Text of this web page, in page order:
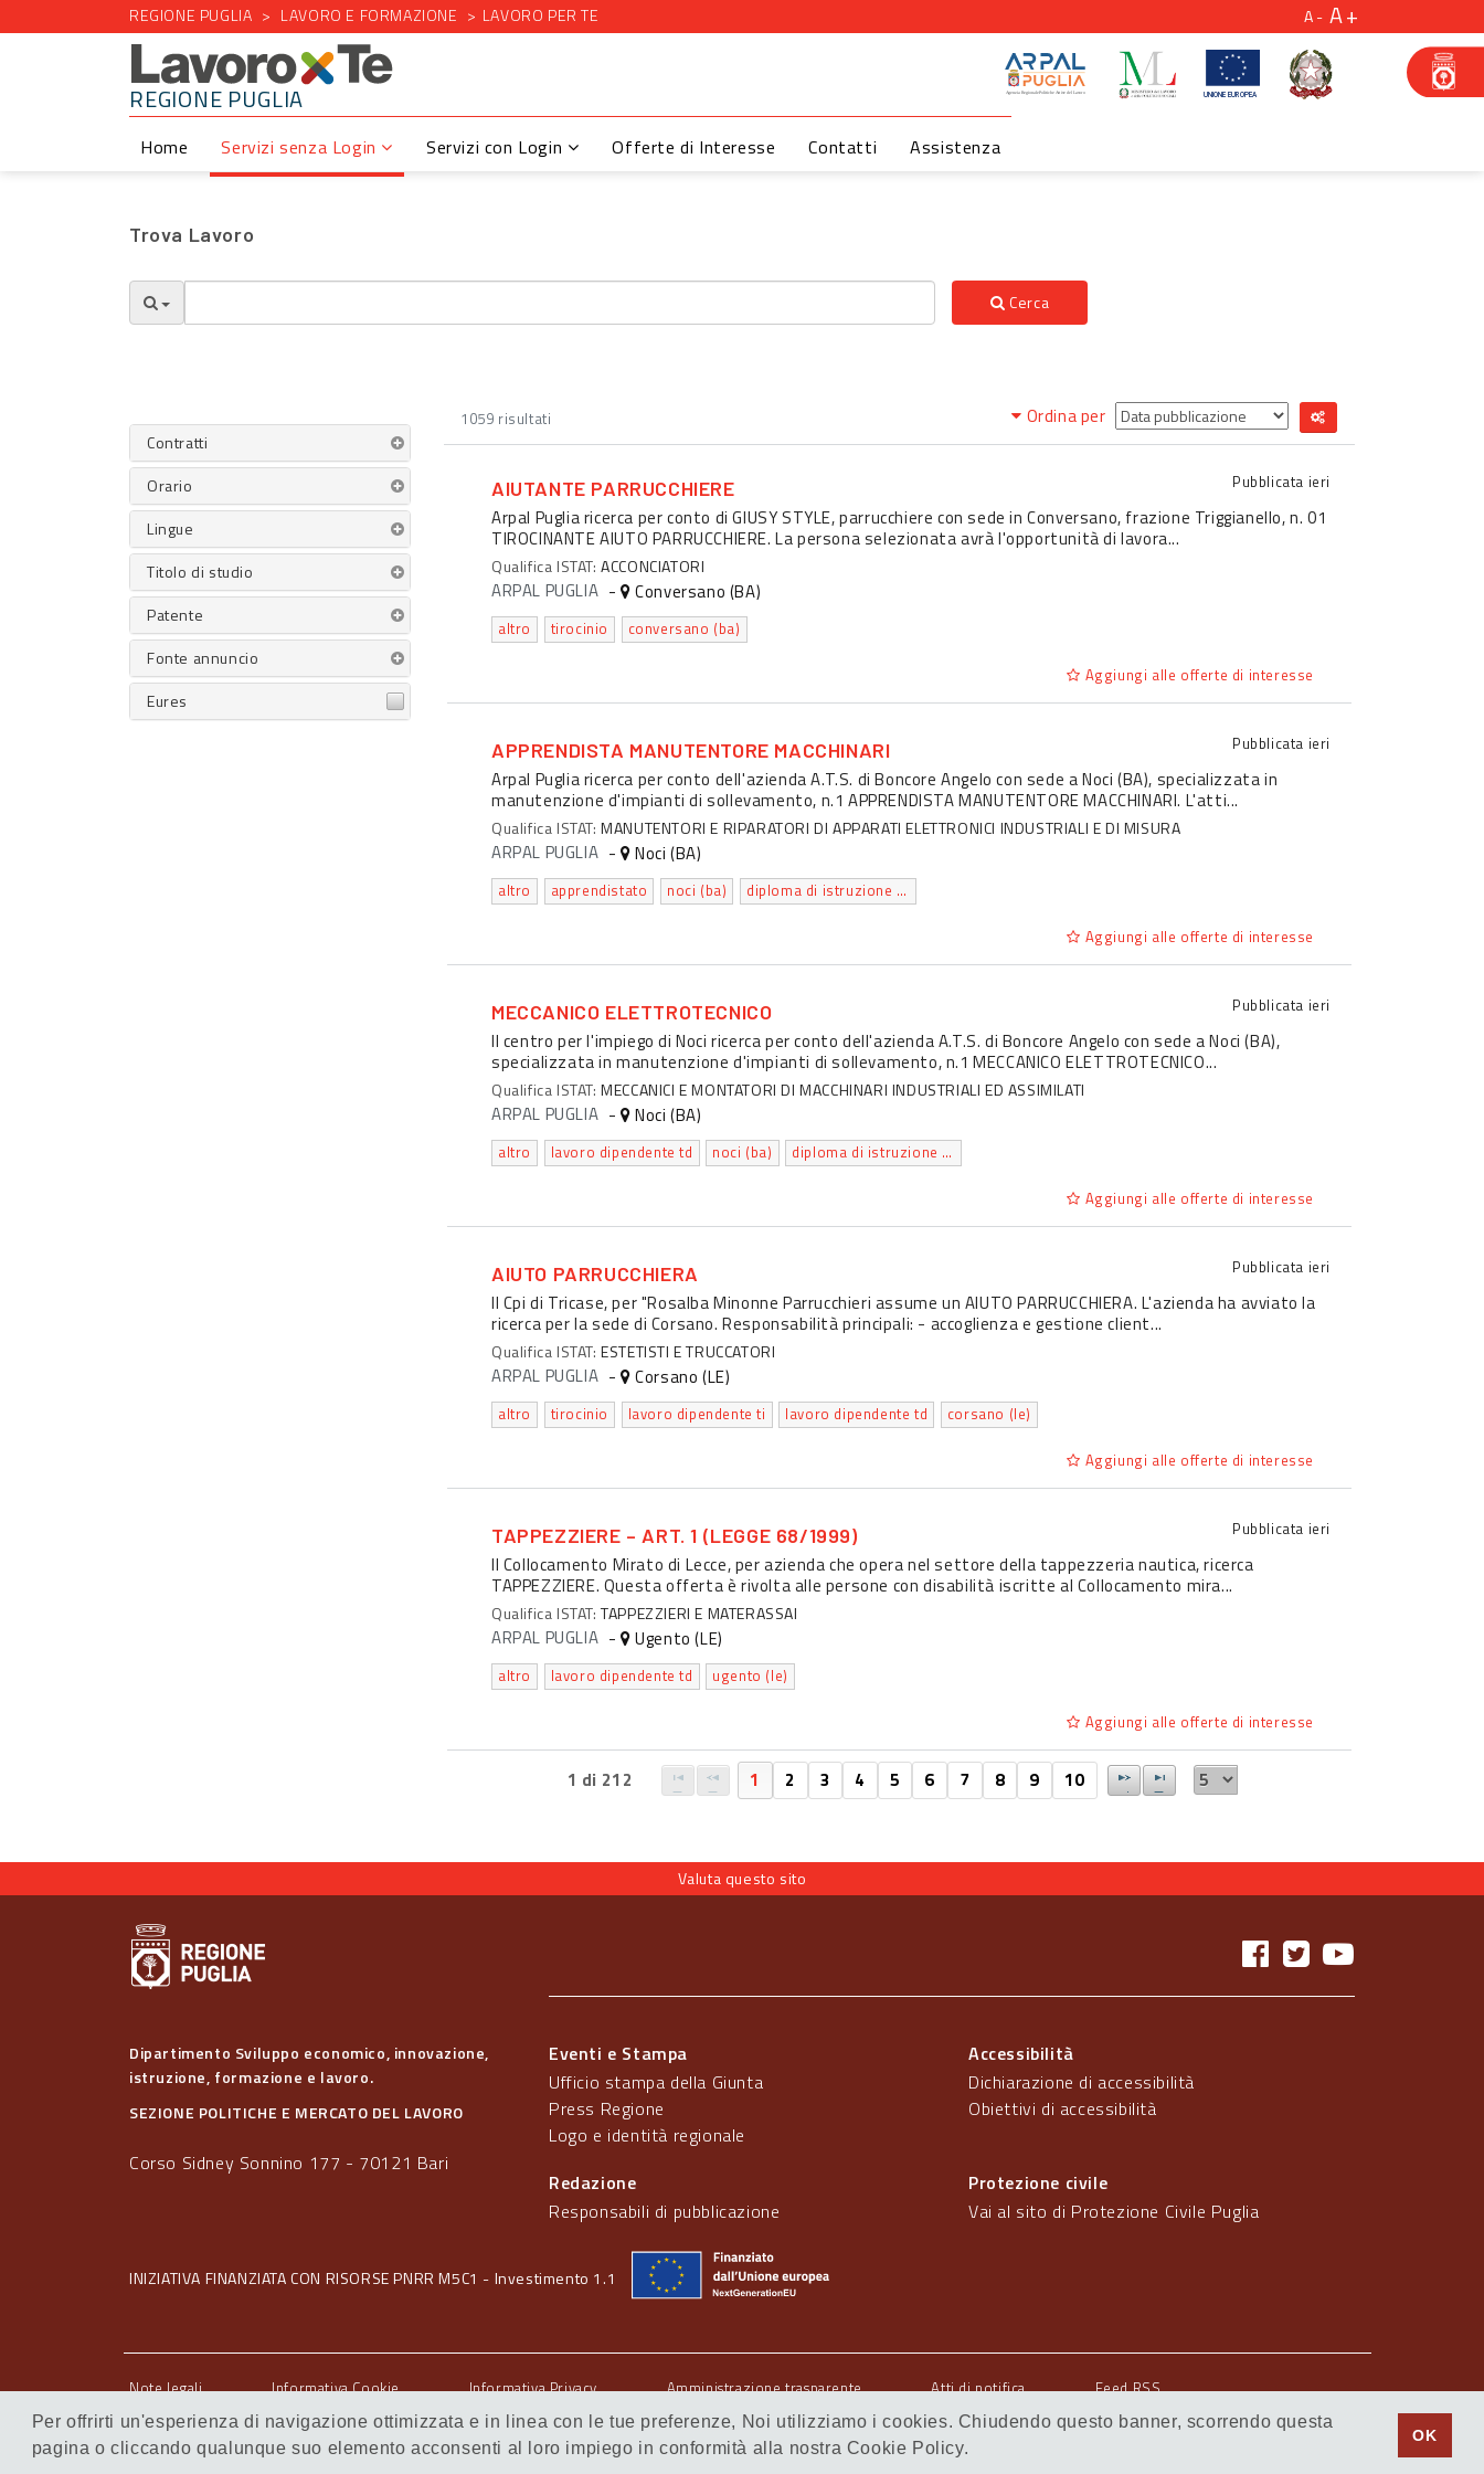
Per offrirti un'esperienza di navigazione ottimizzata e in linea con le tue preferenze, Noi utilizziamo i cookies. Chiudendo questo banner, scorrendo questa
pagina o cliccando qualunque suo elemento acconsenti al loro impiego in conformità alla nostra Cookie Policy.
OK
REGIONE PUGLIA LAVORO E FORMAZIONE LAVORO PER TE A A
REGIONE PUGLIA
Home Servizi senza Login Servizi con Login Offerte di Interesse Contatti Assistenza
Trova Lavoro
Cerca
Contratti
Orario
Lingue
Titolo di studio
Patente
Fonte annuncio
Eures
1059 risultati Ordina per
AIUTANTE PARRUCCHIERE Pubblicata ieri
Arpal Puglia ricerca per conto di GIUSY STYLE, parrucchiere con sede in Conversano, frazione Triggianello, n. 01
TIROCINANTE AIUTO PARRUCCHIERE. La persona selezionata avrà l'opportunità di lavora...
Qualifica ISTAT: ACCONCIATORI
ARPAL PUGLIA - Conversano (BA)
altro tirocinio conversano (ba)
Aggiungi alle offerte di interesse
APPRENDISTA MANUTENTORE MACCHINARI Pubblicata ieri
Arpal Puglia ricerca per conto dell'azienda A.T.S. di Boncore Angelo con sede a Noci (BA), specializzata in
manutenzione d'impianti di sollevamento, n.1 APPRENDISTA MANUTENTORE MACCHINARI. L'atti...
Qualifica ISTAT: MANUTENTORI E RIPARATORI DI APPARATI ELETTRONICI INDUSTRIALI E DI MISURA
ARPAL PUGLIA - Noci (BA)
altro apprendistato noci (ba) diploma di istruzione secondaria superiore che permette l'accesso all'universita'
Aggiungi alle offerte di interesse
MECCANICO ELETTROTECNICO Pubblicata ieri
Il centro per l'impiego di Noci ricerca per conto dell'azienda A.T.S. di Boncore Angelo con sede a Noci (BA),
specializzata in manutenzione d'impianti di sollevamento, n.1 MECCANICO ELETTROTECNICO...
Qualifica ISTAT: MECCANICI E MONTATORI DI MACCHINARI INDUSTRIALI ED ASSIMILATI
ARPAL PUGLIA - Noci (BA)
altro lavoro dipendente td noci (ba) diploma di istruzione secondaria superiore che permette l'accesso all'universita'
Aggiungi alle offerte di interesse
AIUTO PARRUCCHIERA Pubblicata ieri
Il Cpi di Tricase, per "Rosalba Minonne Parrucchieri assume un AIUTO PARRUCCHIERA. L'azienda ha avviato la
ricerca per la sede di Corsano. Responsabilità principali: - accoglienza e gestione client...
Qualifica ISTAT: ESTETISTI E TRUCCATORI
ARPAL PUGLIA - Corsano (LE)
altro tirocinio lavoro dipendente ti lavoro dipendente td corsano (le)
Aggiungi alle offerte di interesse
TAPPEZZIERE – ART. 1 (LEGGE 68/1999) Pubblicata ieri
Il Collocamento Mirato di Lecce, per azienda che opera nel settore della tappezzeria nautica, ricerca
TAPPEZZIERE. Questa offerta è rivolta alle persone con disabilità iscritte al Collocamento mira...
Qualifica ISTAT: TAPPEZZIERI E MATERASSAI
ARPAL PUGLIA - Ugento (LE)
altro lavoro dipendente td ugento (le)
Aggiungi alle offerte di interesse
1 di 212 1 2 3 4 5 6 7 8 9 10
Valuta questo sito
Dipartimento Sviluppo economico, innovazione,
istruzione, formazione e lavoro.
SEZIONE POLITICHE E MERCATO DEL LAVORO
Corso Sidney Sonnino 177 - 70121 Bari
Eventi e Stampa
Ufficio stampa della Giunta
Press Regione
Logo e identità regionale
Accessibilità
Dichiarazione di accessibilità
Obiettivi di accessibilità
Redazione
Responsabili di pubblicazione
Protezione civile
Vai al sito di Protezione Civile Puglia
INIZIATIVA FINANZIATA CON RISORSE PNRR M5C1 - Investimento 1.1
Note legali Informativa Cookie Informativa Privacy Amministrazione trasparente Atti di notifica
Feed RSS
Servizi Intranet
© Regione Puglia